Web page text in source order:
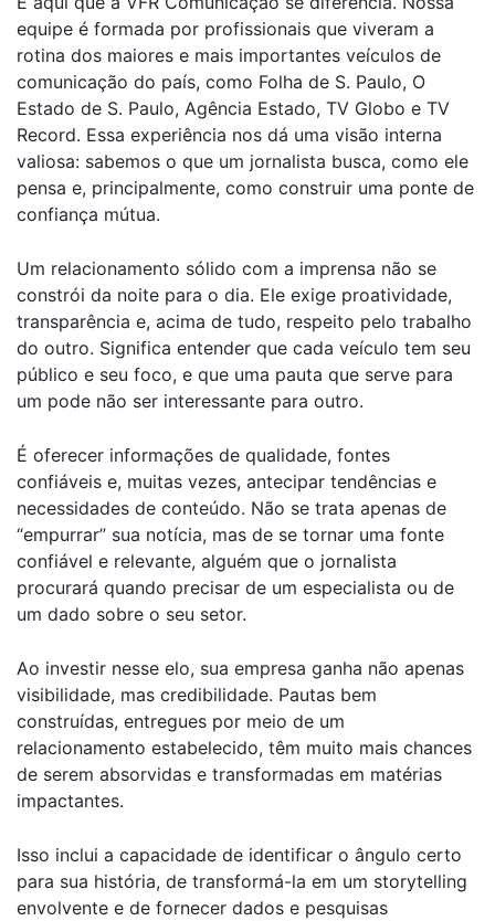
equipe é formada por profissionais que viveram a
rotina dos maiores e mais importantes veículos de
comunicação do país, como Folha de S. Paulo, O
Estado de S. Paulo, Agência Estado, TV Globo e TV
Record. Essa experiência nos dá uma visão interna
valiosa: sabemos o que um jornalista busca, como ele
pensa e, principalmente, como construir uma ponte de
confiança mútua.
Um relacionamento sólido com a imprensa não se
constrói da noite para o dia. Ele exige proatividade,
transparência e, acima de tudo, respeito pelo trabalho
do outro. Significa entender que cada veículo tem seu
público e seu foco, e que uma pauta que serve para
um pode não ser interessante para outro.
É oferecer informações de qualidade, fontes
confiáveis e, muitas vezes, antecipar tendências e
necessidades de conteúdo. Não se trata apenas de
“empurrar” sua notícia, mas de se tornar uma fonte
confiável e relevante, alguém que o jornalista
procurará quando precisar de um especialista ou de
um dado sobre o seu setor.
Ao investir nesse elo, sua empresa ganha não apenas
visibilidade, mas credibilidade. Pautas bem
construídas, entregues por meio de um
relacionamento estabelecido, têm muito mais chances
de serem absorvidas e transformadas em matérias
impactantes.
Isso inclui a capacidade de identificar o ângulo certo
para sua história, de transformá-la em um storytelling
envolvente e de fornecer dados e pesquisas